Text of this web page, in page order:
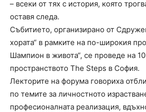
– всеки от тях с история, която
оставя следа.
Събитието, организирано от
хората“ в рамките на по-широкия
Шампион в живота“, се проведе на
пространството The Steps в София.
Лекторите на форума говориха
по темите за личностното
професионалната реализация,